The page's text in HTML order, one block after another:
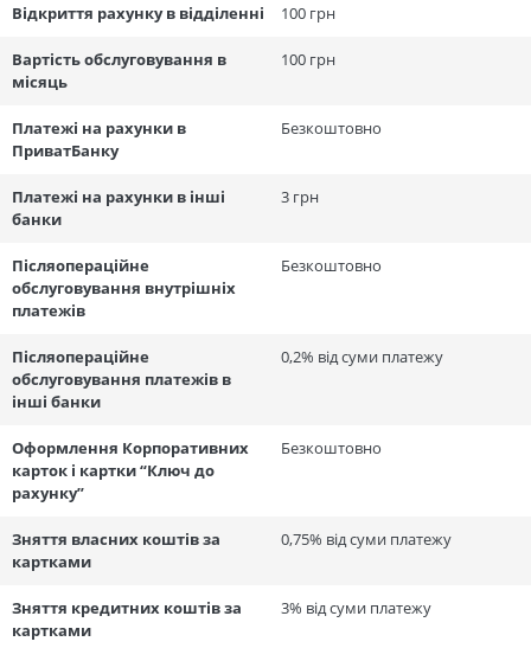
Відкриття рахунку в відділенні 100 грн
Вартість обслуговування в
місяць
100 грн
Платежі на рахунки в
ПриватБанку
Безкоштовно
Платежі на рахунки в інші
банки
3 грн
Післяопераційне
обслуговування внутрішніх
платежів
Безкоштовно
Післяопераційне
обслуговування платежів в
інші банки
0,2% від суми платежу
Оформлення Корпоративних
карток і картки “Ключ до
рахунку”
Безкоштовно
Зняття власних коштів за
картками
0,75% від суми платежу
Зняття кредитних коштів за
картками
3% від суми платежу